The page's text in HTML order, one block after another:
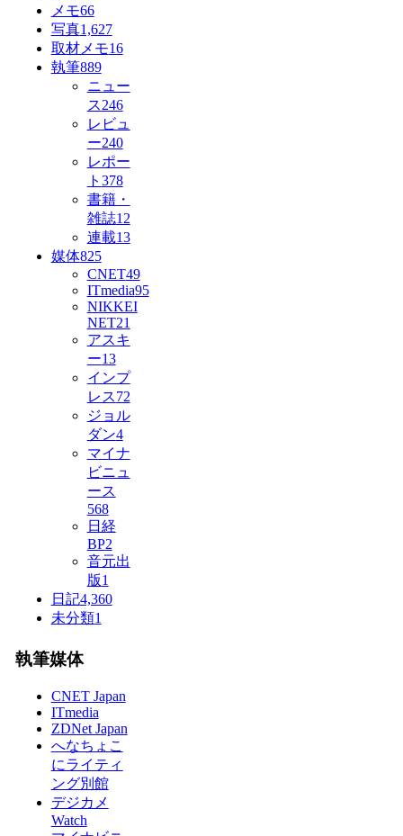
メモ66
写真1,627
取材メモ16
執筆889
ニュー
ス246
レビュ
ー240
レポー
ト 378
書籍・
雑誌12
連載13
媒体825
CNET49
ITmedia95
NIKKEI
NET21
アスキ
ー13
インプ
レス72
ジョル
ダン4
マイナ
ビニュ
ース
568
日経
BP2
音元出
版1
日記4,360
未分類1
執筆媒体
CNET Japan
ITmedia
ZDNet Japan
へなちょこ
にライティ
ング別館
デジカメ
Watch